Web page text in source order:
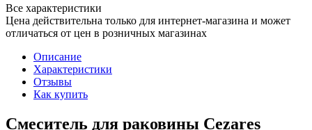
Все характеристики
Цена действительна только для интернет-магазина и может
отличаться от цен в розничных магазинах
Описание
Характеристики
Отзывы
Как купить
Смеситель для раковины Cezares